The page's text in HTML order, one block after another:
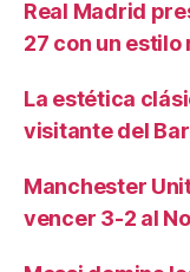
Real Madrid
27 con un
La estética
visitante del
Manchester
vencer 3-2 al